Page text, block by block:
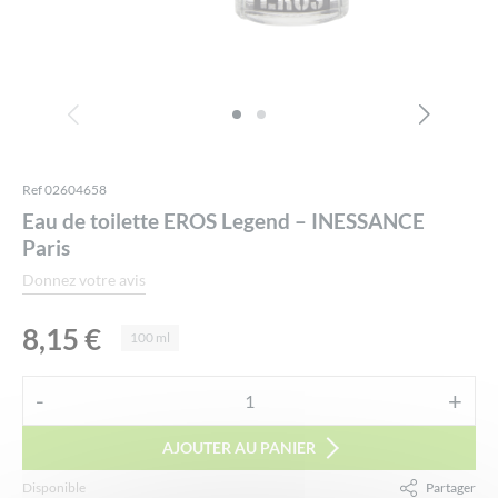
Ref 02604658
Eau de toilette EROS Legend – INESSANCE
Paris
Donnez votre avis
8,15€ 100 ml
Eau
de
- +
AJOUTER AU PANIER
Disponible Partager